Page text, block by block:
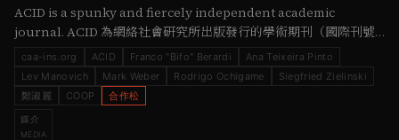
ACID is a spunky and fiercely independent academic
journal. ACID 為網絡社會研究所出版發行的學術期刊（國際刊號
ISSN 2960-0944 ），為華文出版界第一本關注技術哲學、網絡社
會、媒介文化研究的刊物。若持有INS發行在OP鏈上的COOP 六枚
以上，將可以瀏覽下載各期簡繁體版PDF以及EPUB格式。 正式發刊
的第一期（2024.…
caa-ins.org ACID Franco "Bifo" Berardi
Ana Teixeira Pinto
Lev Manovich
Mark Weber Rodrigo Ochigame
Siegfried Zielinski
鄭淑麗
COOP 合作松
媒介
MEDIA